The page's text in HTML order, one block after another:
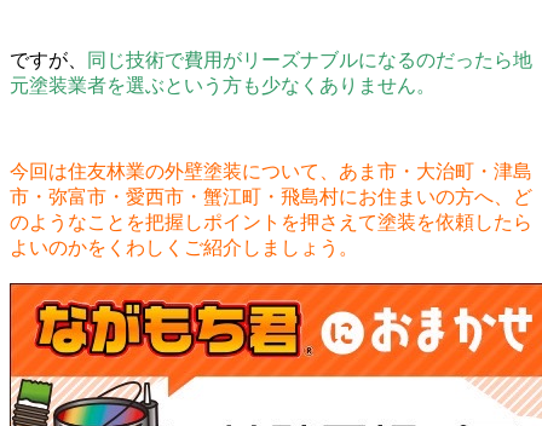
ですが、
同じ技術で費用がリーズナブルになるのだったら地
元塗装業者を選ぶという方も少なくありません。
今回は住友林業の外壁塗装について、あま市・大治町・津島
市・弥富市・愛西市・蟹江町・飛島村にお住まいの方へ、ど
のようなことを把握しポイントを押さえて塗装を依頼したら
よいのかをくわしくご紹介しましょう。